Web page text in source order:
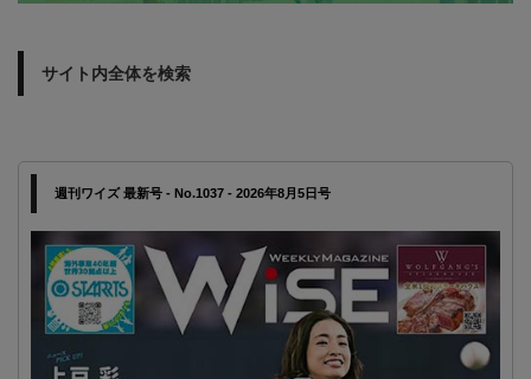
サイト内全体を検索
週刊ワイズ 最新号 - No.1037 - 2026年8月5日号